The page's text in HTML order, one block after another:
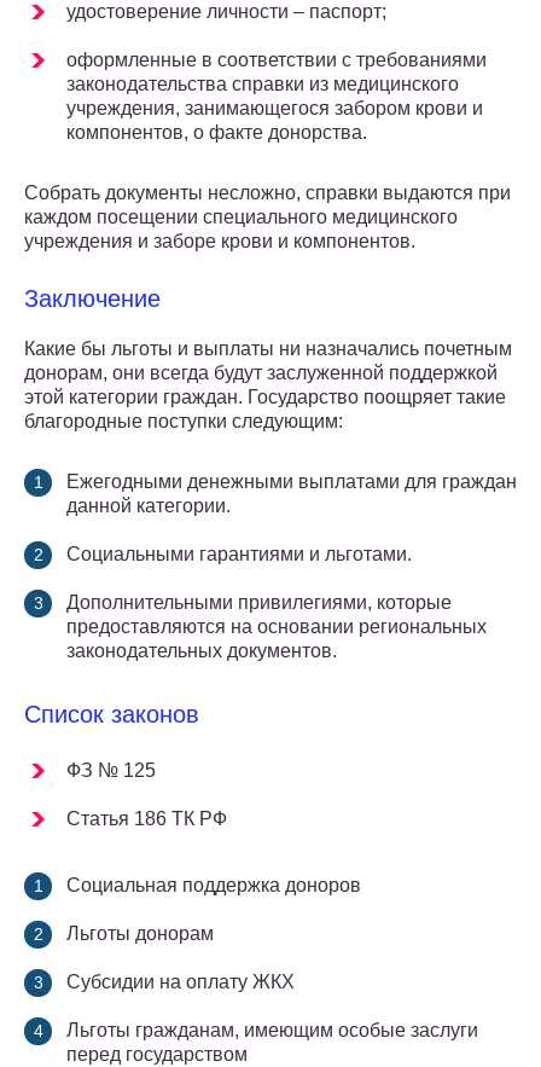
удостоверение личности – паспорт;
оформленные в соответствии с требованиями
законодательства справки из медицинского
учреждения, занимающегося забором крови и
компонентов, о факте донорства.
Собрать документы несложно, справки выдаются при
каждом посещении специального медицинского
учреждения и заборе крови и компонентов.
Заключение
Какие бы льготы и выплаты ни назначались почетным
донорам, они всегда будут заслуженной поддержкой
этой категории граждан. Государство поощряет такие
благородные поступки следующим:
Ежегодными денежными выплатами для граждан
данной категории.
Социальными гарантиями и льготами.
Дополнительными привилегиями, которые
предоставляются на основании региональных
законодательных документов.
Список законов
ФЗ № 125
Статья 186 ТК РФ
Социальная поддержка доноров
Льготы донорам
Субсидии на оплату ЖКХ
Льготы гражданам, имеющим особые заслуги
перед государством